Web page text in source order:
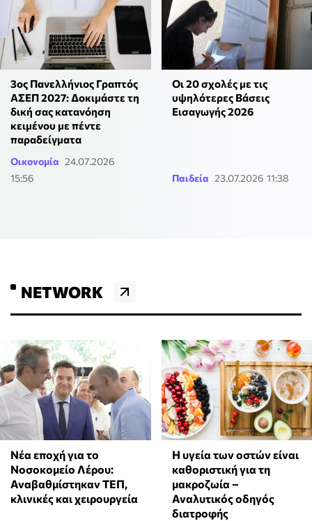
3ος Πανελλήνιος Γραπτός
ΑΣΕΠ 2027: Δοκιμάστε τη
δική σας κατανόηση
κειμένου με πέντε
παραδείγματα
Οικονομία 24.07.2026
15:56
Οι 20 σχολές με τις
υψηλότερες Βάσεις
Εισαγωγής 2026
Παιδεία 23.07.2026 11:38
NETWORK
Νέα εποχή για το
Νοσοκομείο Λέρου:
Αναβαθμίστηκαν ΤΕΠ,
κλινικές και χειρουργεία
Η υγεία των οστών είναι
καθοριστική για τη
μακροζωία –
Αναλυτικός οδηγός
διατροφής